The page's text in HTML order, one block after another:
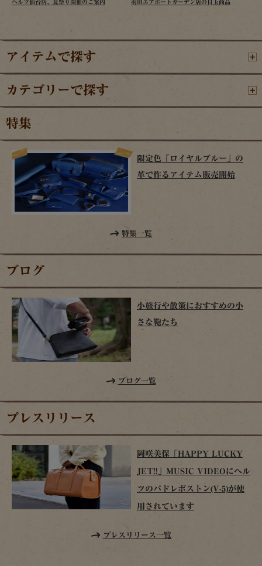
ヘルツ仙台店、夏祭り開催のご案内 羽田エアポートガーデン店の目玉商品
アイテムで探す
カテゴリーで探す
特集
限定色「ロイヤルブルー」の
革で作るアイテム販売開始
特集一覧
ブログ
小旅行や散策におすすめの小
さな鞄たち
ブログ一覧
プレスリリース
岡咲美保「HAPPY LUCKY
JET!!」MUSIC VIDEOにヘル
ツのパドレボストン(V-5)が使
用されています
プレスリリース一覧